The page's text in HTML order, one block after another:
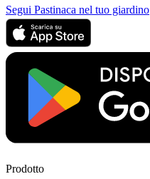
Segui Pastinaca nel tuo giardino
Prodotto